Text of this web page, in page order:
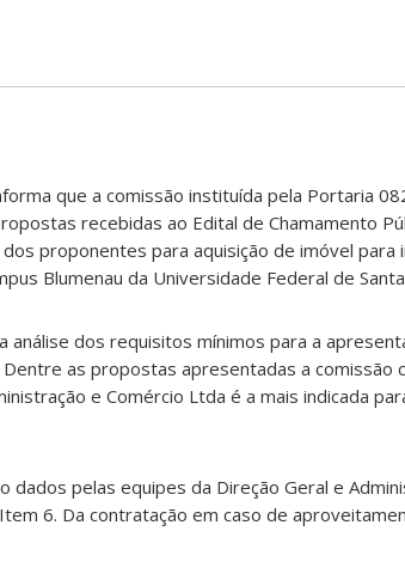
que a comissão instituída pela Portaria
recebidas ao Edital de Chamamento
proponentes para aquisição de imóvel para
Blumenau da Universidade Federal de
análise dos requisitos mínimos para a
as propostas apresentadas a comissão
e Comércio Ltda é a mais indicada
dados pelas equipes da Direção Geral e
6. Da contratação em caso de